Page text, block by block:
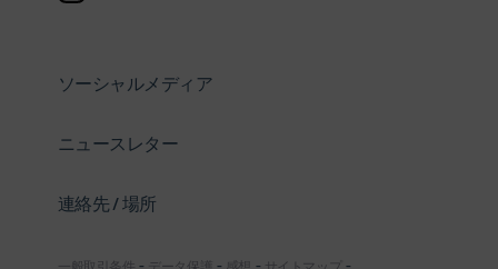
ソーシャルメディア
ニュースレター
連絡先 / 場所
一般取引条件 - データ保護 - 感想 - サイトマップ -